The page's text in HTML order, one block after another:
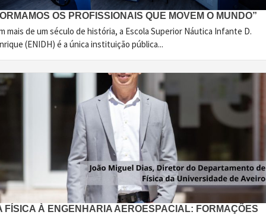
OS PROFISSIONAIS QUE MOVEM O MUNDO”
mais de um século de história, a Escola Superior Náutica Infante D.
(ENIDH) é a única instituição pública...
FÍSICA À ENGENHARIA AEROESPACIAL: FORMAÇÕES